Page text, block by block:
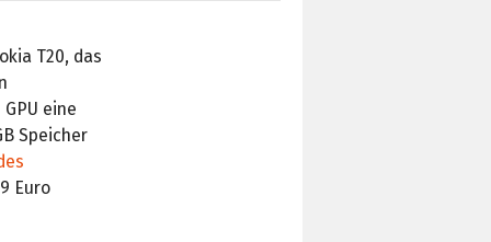
T20, das
eine
Speicher
Euro